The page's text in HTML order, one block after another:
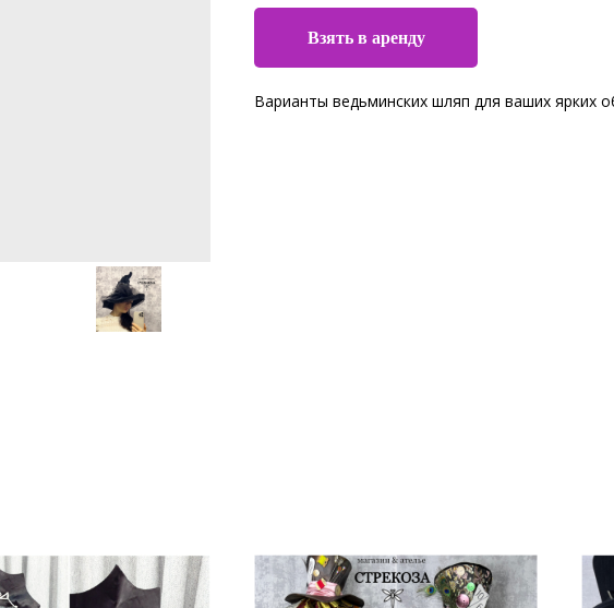
Взять в аренду
Варианты ведьминских шляп для ваших ярких